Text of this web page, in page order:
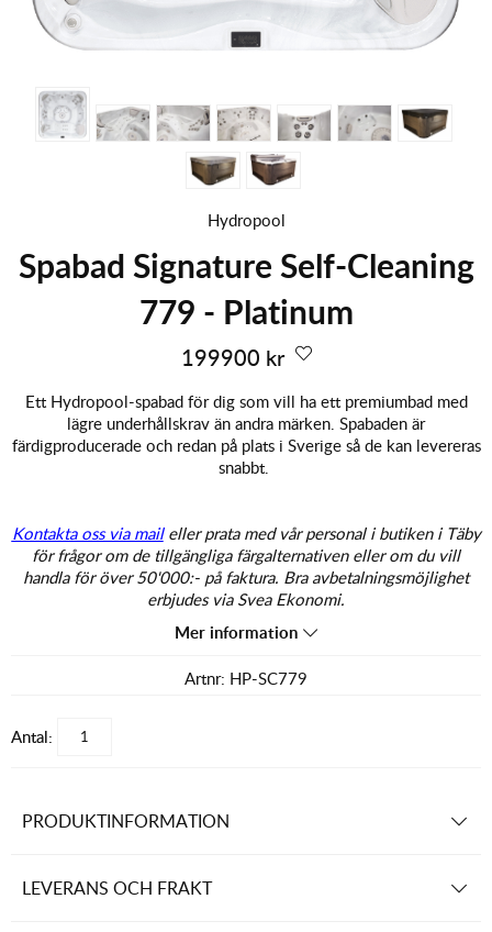
Hydropool
Spabad Signature Self-Cleaning
779 - Platinum
199900 kr
Ett Hydropool-spabad för dig som vill ha ett premiumbad med
lägre underhållskrav än andra märken. Spabaden är
färdigproducerade och redan på plats i Sverige så de kan levereras
snabbt.
Kontakta oss via maileller prata med vår personal i butiken i Täby
för frågor om de tillgängliga färgalternativen eller om du vill
handla för över 50'000:- på faktura. Bra avbetalningsmöjlighet
erbjudes via Svea Ekonomi.
Mer information
Artnr: HP-SC779
Antal:
PRODUKTINFORMATION
LEVERANS OCH FRAKT